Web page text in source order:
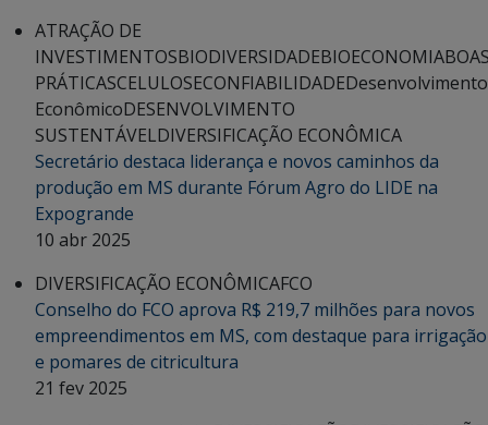
ATRAÇÃO DE
INVESTIMENTOSBIODIVERSIDADEBIOECONOMIA
PRÁTICASCELULOSECONFIABILIDADEDesenvolvimento
EconômicoDESENVOLVIMENTO
SUSTENTÁVELDIVERSIFICAÇÃO ECONÔMICA
Secretário destaca liderança e novos caminhos da
produção em MS durante Fórum Agro do LIDE na
Expogrande
10 abr 2025
DIVERSIFICAÇÃO ECONÔMICAFCO
Conselho do FCO aprova R$ 219,7 milhões para novos
empreendimentos em MS, com destaque para irrigação
e pomares de citricultura
21 fev 2025